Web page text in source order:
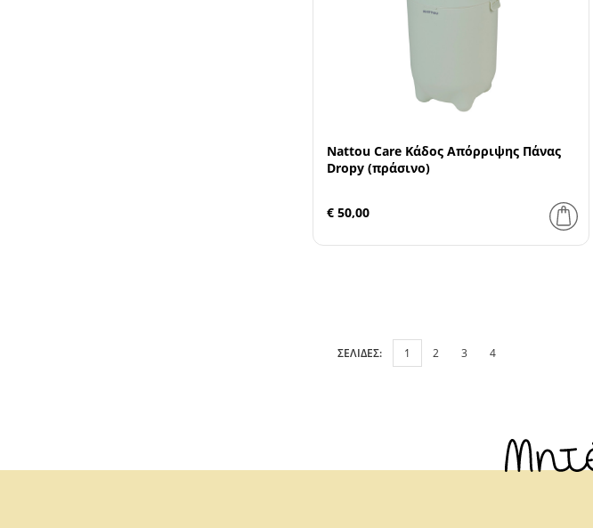
Nattou Care Κάδος Απόρριψης Πάνας
Dropy (πράσινο)
€ 50,00
ΣΕΛΙΔΕΣ: 1 2 3 4